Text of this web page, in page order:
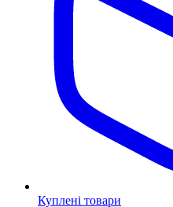
Куплені товари